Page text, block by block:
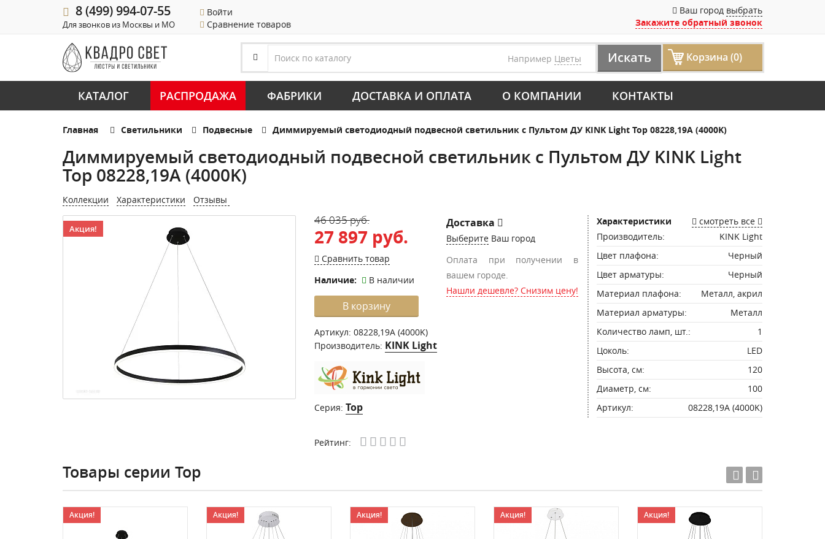
8 (499) 994-07-55
Для звонков из Москвы и МО
Войти
Сравнение товаров
Ваш город выбрать
Закажите обратный звонок
Например Цветы Искать Корзина (0)
КАТАЛОГ РАСПРОДАЖА ФАБРИКИ ДОСТАВКА И ОПЛАТА О КОМПАНИИ КОНТАКТЫ
Главная Светильники Подвесные Диммируемый светодиодный подвесной светильник с Пультом ДУ KINK Light Тор 08228,19A (4000K)
Диммируемый светодиодный подвесной светильник с Пультом ДУ KINK Light
Тор 08228,19A (4000K)
Коллекции Характеристики Отзывы
Акция!
46 035 руб.
27 897 руб.
Сравнить товар
Наличие:
В наличии
В корзину
Артикул: 08228,19A (4000K)
Производитель: KINK Light
Серия: Тор
Доставка
Выберите Ваш город
Оплата при получении в
вашем городе.
Нашли дешевле? Снизим цену!
Рейтинг:
Характеристики
смотреть все
Производитель:
KINK Light
Цвет плафона:
Черный
Цвет арматуры:
Черный
Материал плафона:
Металл, акрил
Материал арматуры:
Металл
Количество ламп, шт.:
1
Цоколь:
LED
Высота, см:
120
Диаметр, см:
100
Артикул:
08228,19A (4000K)
Товары серии Тор
Акция! Акция! Акция! Акция! Акция!